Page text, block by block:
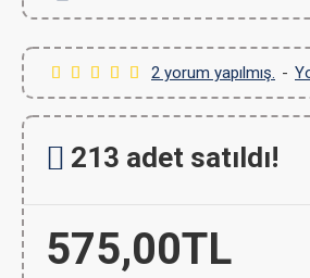
2 yorum yapılmış. -
575,00TL
213 adet satıldı!